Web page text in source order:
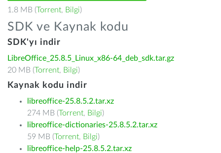
1.8 MB (Torrent, Bilgi)
SDK ve Kaynak kodu
SDK'yı indir
LibreOffice_25.8.5_Linux_x86-64_deb_sdk.tar.gz
20 MB (Torrent, Bilgi)
Kaynak kodu indir
libreoffice-25.8.5.2.tar.xz
274 MB (Torrent, Bilgi)
libreoffice-dictionaries-25.8.5.2.tar.xz
59 MB (Torrent, Bilgi)
libreoffice-help-25.8.5.2.tar.xz